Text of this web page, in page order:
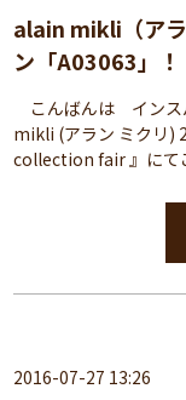
alain mikli（ア
ン「A03063」！
こんばんは インス
mikli (アラン ミクリ
collection fair 』にて
2016-07-27 13:26